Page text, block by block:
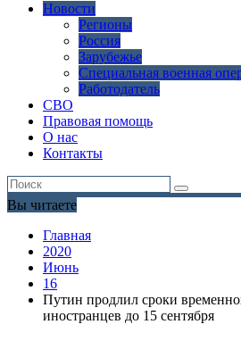
Новости
Регионы
Россия
Зарубежье
Специальная военная
Работодатель
СВО
Правовая помощь
О нас
Контакты
Вы читаете
Главная
2020
Июнь
16
Путин продлил сроки
иностранцев до 15 сентября